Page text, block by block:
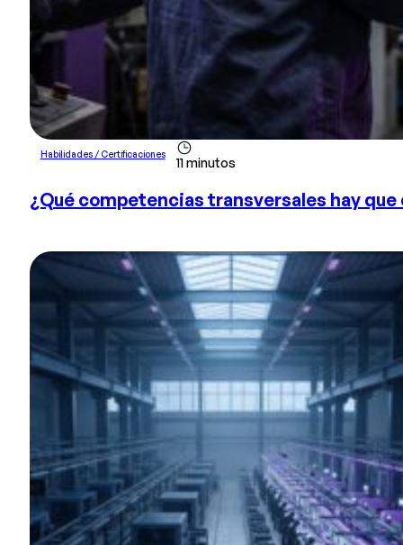
Habilidades / Certificaciones
11 minutos
¿Qué competencias transversales hay